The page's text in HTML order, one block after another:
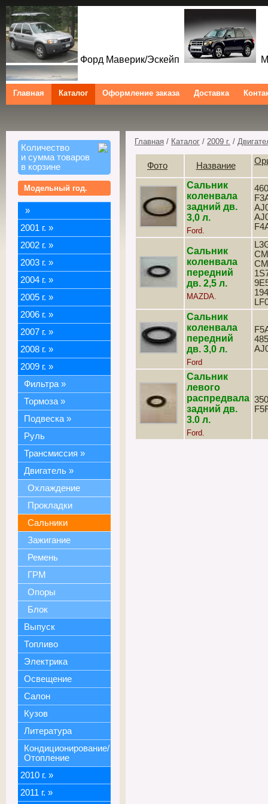
Форд Маверик/Эскейп
Ford Maverick/Escape
Tribute Ford Kuga/Escape
Главная Каталог Оформление заказа Доставка
Количество
и сумма товаров
в корзине
Модельный год.
»
2001 г. »
2002 г. »
2003 г. »
2004 г. »
2005 г. »
2006 г. »
2007 г. »
2008 г. »
2009 г. »
Фильтра »
Тормоза »
Подвеска »
Руль
Трансмиссия »
Двигатель »
Охлаждение
Прокладки
Сальники
Зажигание
Ремень
ГРМ
Опоры
Блок
Выпуск
Топливо
Электрика
Освещение
Салон
Кузов
Литература
Кондиционирование/
Отопление
2010 г. »
2011 г. »
Главная / Каталог / 2009 г. /
Фото Название
Сальник
коленвала
задний дв.
3,0 л.
Ford.
Сальник
коленвала
передний
дв. 2,5 л.
MAZDA.
Сальник
коленвала
передний
дв. 3,0 л.
Ford
Сальник
левого
распредвала
задний дв.
3.0 л.
Ford.